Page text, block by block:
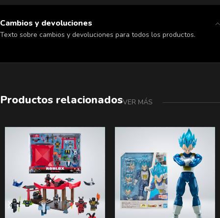
Cambios y devoluciones
Texto sobre cambios y devoluciones para todos los productos.
Productos relacionadosVER MÁS